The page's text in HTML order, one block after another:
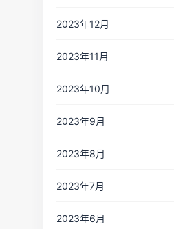
2023年12月
2023年11月
2023年10月
2023年9月
2023年8月
2023年7月
2023年6月